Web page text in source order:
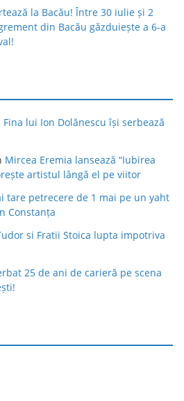
la Bacău! Între 30 iulie și 2
din Bacău găzduiește a 6-a
Fina lui Ion Dolănescu își serbează
Mircea Eremia lansează “Iubirea
artistul lângă el pe viitor
tare petrecere de 1 mai pe un yaht
Constanța
si Fratii Stoica lupta impotriva
25 de ani de carieră pe scena